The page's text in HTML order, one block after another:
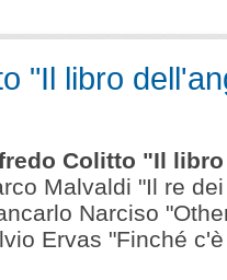
"Il libro
Colitto "Il
Malvaldi "Il re
Narciso
Ervas "Finché